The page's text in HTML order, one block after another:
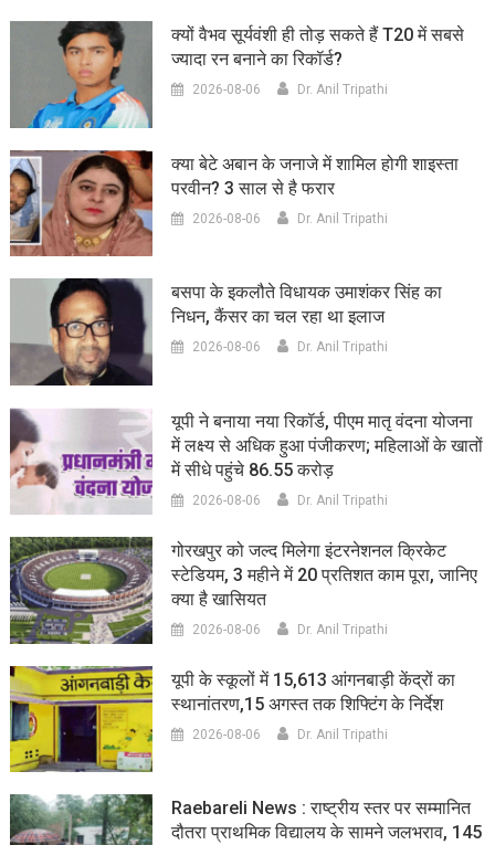
क्यों वैभव सूर्यवंशी ही तोड़ सकते हैं T20 में सबसे
ज्यादा रन बनाने का रिकॉर्ड?
2026-08-06 Dr. Anil Tripathi
क्या बेटे अबान के जनाजे में शामिल होगी शाइस्ता
परवीन? 3 साल से है फरार
2026-08-06 Dr. Anil Tripathi
बसपा के इकलौते विधायक उमाशंकर सिंह का
निधन, कैंसर का चल रहा था इलाज
2026-08-06 Dr. Anil Tripathi
यूपी ने बनाया नया रिकॉर्ड, पीएम मातृ वंदना योजना
में लक्ष्य से अधिक हुआ पंजीकरण; महिलाओं के खातों
में सीधे पहुंचे 86.55 करोड़
2026-08-06 Dr. Anil Tripathi
गोरखपुर को जल्द मिलेगा इंटरनेशनल क्रिकेट
स्टेडियम, 3 महीने में 20 प्रतिशत काम पूरा, जानिए
क्या है खासियत
2026-08-06 Dr. Anil Tripathi
यूपी के स्कूलों में 15,613 आंगनबाड़ी केंद्रों का
स्थानांतरण,15 अगस्त तक शिफ्टिंग के निर्देश
2026-08-06 Dr. Anil Tripathi
Raebareli News : राष्ट्रीय स्तर पर सम्मानित
दौतरा प्राथमिक विद्यालय के सामने जलभराव, 145